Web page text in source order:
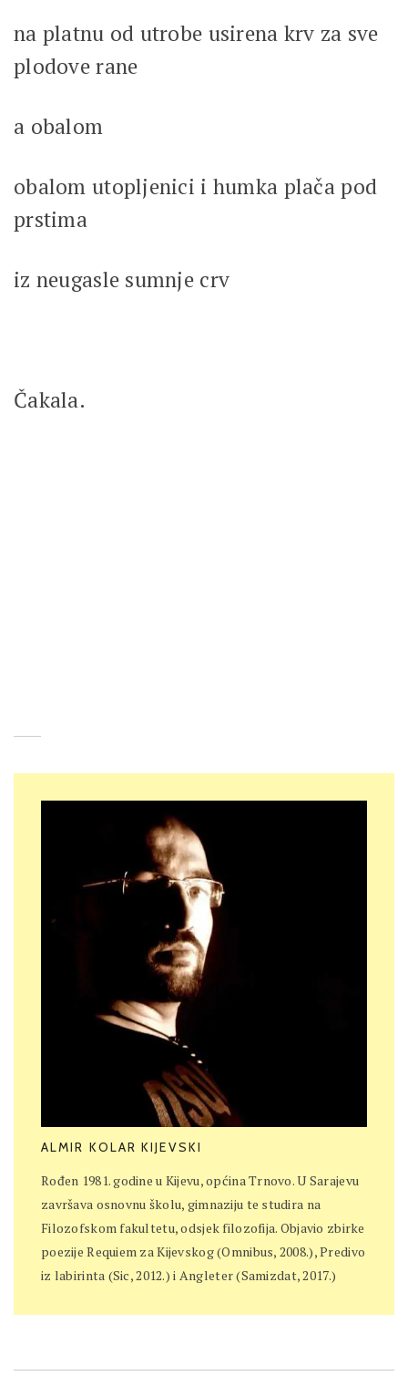
na platnu od utrobe usirena krv za sve
plodove rane
a obalom
obalom utopljenici i humka plača pod
prstima
iz neugasle sumnje crv
Čakala.
ALMIR KOLAR KIJEVSKI
Rođen 1981. godine u Kijevu, općina Trnovo. U Sarajevu
završava osnovnu školu, gimnaziju te studira na
Filozofskom fakultetu, odsjek filozofija. Objavio zbirke
poezije Requiem za Kijevskog (Omnibus, 2008.), Predivo
iz labirinta (Sic, 2012.) i Angleter (Samizdat, 2017.)